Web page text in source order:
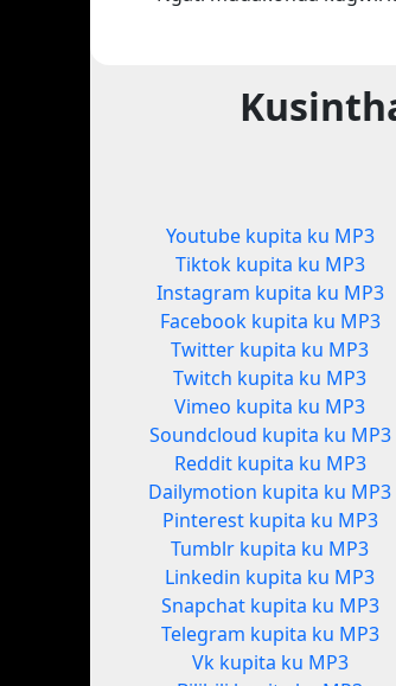
Youtube kupita ku MP3
Tiktok kupita ku MP3
Instagram kupita ku MP3
Facebook kupita ku MP3
Twitter kupita ku MP3
Twitch kupita ku MP3
Vimeo kupita ku MP3
Soundcloud kupita ku MP3
Reddit kupita ku MP3
Dailymotion kupita ku MP3
Pinterest kupita ku MP3
Tumblr kupita ku MP3
Linkedin kupita ku MP3
Snapchat kupita ku MP3
Telegram kupita ku MP3
Vk kupita ku MP3